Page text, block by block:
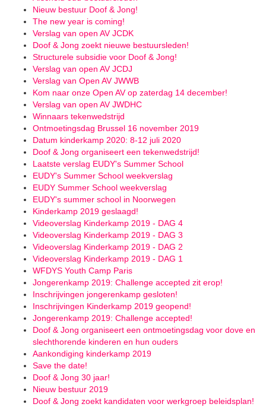
Nieuw bestuur Doof & Jong!
The new year is coming!
Verslag van open AV JCDK
Doof & Jong zoekt nieuwe bestuursleden!
Structurele subsidie voor Doof & Jong!
Verslag van open AV JCDJ
Verslag van Open AV JWWB
Kom naar onze Open AV op zaterdag 14 december!
Verslag van open AV JWDHC
Winnaars tekenwedstrijd
Ontmoetingsdag Brussel 16 november 2019
Datum kinderkamp 2020: 8-12 juli 2020
Doof & Jong organiseert een tekenwedstrijd!
Laatste verslag EUDY's Summer School
EUDY's Summer School weekverslag
EUDY Summer School weekverslag
EUDY's summer school in Noorwegen
Kinderkamp 2019 geslaagd!
Videoverslag Kinderkamp 2019 - DAG 4
Videoverslag Kinderkamp 2019 - DAG 3
Videoverslag Kinderkamp 2019 - DAG 2
Videoverslag Kinderkamp 2019 - DAG 1
WFDYS Youth Camp Paris
Jongerenkamp 2019: Challenge accepted zit erop!
Inschrijvingen jongerenkamp gesloten!
Inschrijvingen Kinderkamp 2019 geopend!
Jongerenkamp 2019: Challenge accepted!
Doof & Jong organiseert een ontmoetingsdag voor dove en
slechthorende kinderen en hun ouders
Aankondiging kinderkamp 2019
Save the date!
Doof & Jong 30 jaar!
Nieuw bestuur 2019
Doof & Jong zoekt kandidaten voor werkgroep beleidsplan!